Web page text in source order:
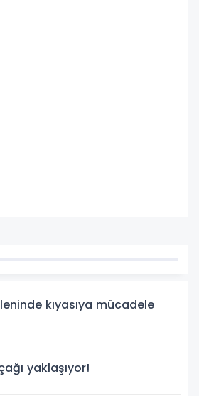
kıyasıya mücadele
yaklaşıyor!